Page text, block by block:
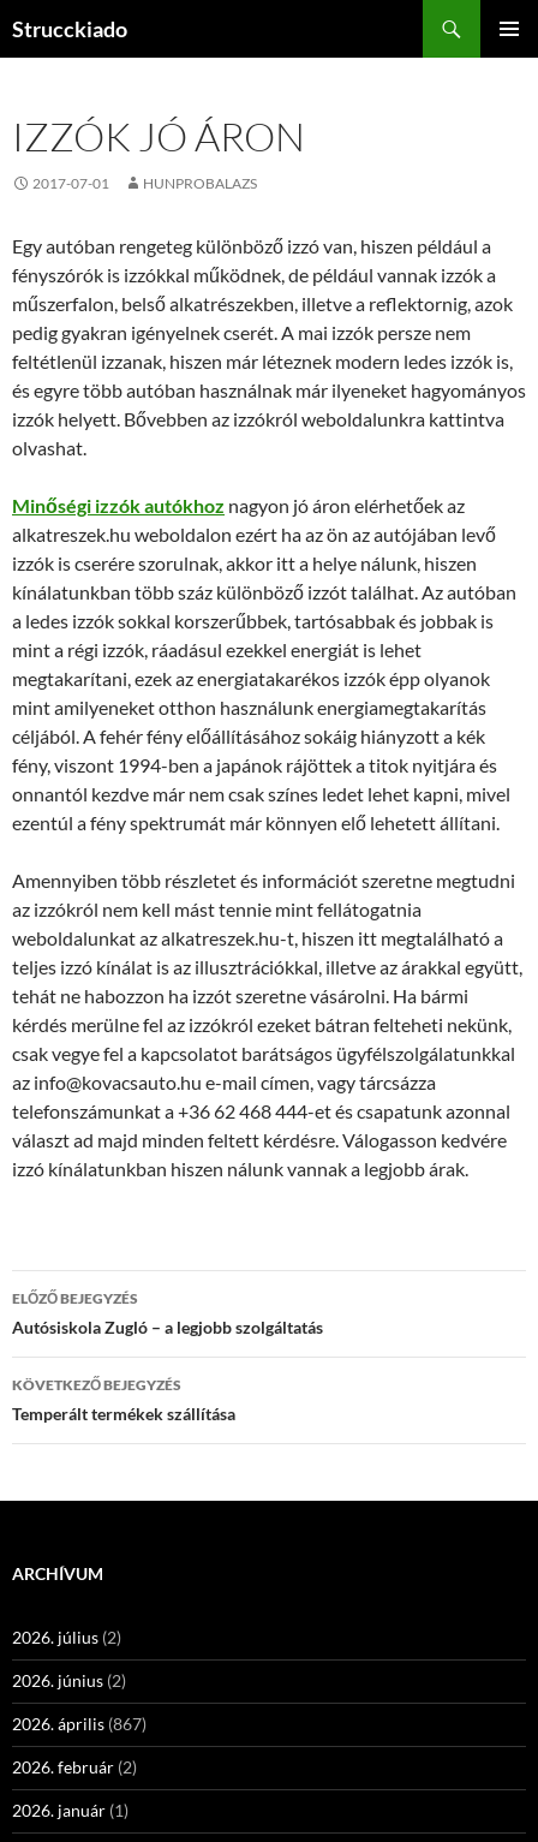
Strucckiado
IZZÓK JÓ ÁRON
2017-07-01 HUNPROBALAZS
Egy autóban rengeteg különböző izzó van, hiszen például a
fényszórók is izzókkal működnek, de például vannak izzók a
műszerfalon, belső alkatrészekben, illetve a reflektornig, azok
pedig gyakran igényelnek cserét. A mai izzók persze nem
feltétlenül izzanak, hiszen már léteznek modern ledes izzók is,
és egyre több autóban használnak már ilyeneket hagyományos
izzók helyett. Bővebben az izzókról weboldalunkra kattintva
olvashat.
Minőségi izzók autókhoz nagyon jó áron elérhetőek az
alkatreszek.hu weboldalon ezért ha az ön az autójában levő
izzók is cserére szorulnak, akkor itt a helye nálunk, hiszen
kínálatunkban több száz különböző izzót találhat. Az autóban
a ledes izzók sokkal korszerűbbek, tartósabbak és jobbak is
mint a régi izzók, ráadásul ezekkel energiát is lehet
megtakarítani, ezek az energiatakarékos izzók épp olyanok
mint amilyeneket otthon használunk energiamegtakarítás
céljából. A fehér fény előállításához sokáig hiányzott a kék
fény, viszont 1994-ben a japánok rájöttek a titok nyitjára és
onnantól kezdve már nem csak színes ledet lehet kapni, mivel
ezentúl a fény spektrumát már könnyen elő lehetett állítani.
Amennyiben több részletet és információt szeretne megtudni
az izzókról nem kell mást tennie mint fellátogatnia
weboldalunkat az alkatreszek.hu-t, hiszen itt megtalálható a
teljes izzó kínálat is az illusztrációkkal, illetve az árakkal együtt,
tehát ne habozzon ha izzót szeretne vásárolni. Ha bármi
kérdés merülne fel az izzókról ezeket bátran felteheti nekünk,
csak vegye fel a kapcsolatot barátságos ügyfélszolgálatunkkal
az info@kovacsauto.hu e-mail címen, vagy tárcsázza
telefonszámunkat a +36 62 468 444-et és csapatunk azonnal
választ ad majd minden feltett kérdésre. Válogasson kedvére
izzó kínálatunkban hiszen nálunk vannak a legjobb árak.
Bejegyzések
navigációja
ELŐZŐ BEJEGYZÉS
Autósiskola Zugló – a legjobb szolgáltatás
KÖVETKEZŐ BEJEGYZÉS
Temperált termékek szállítása
ARCHÍVUM
2026. július (2)
2026. június (2)
2026. április (867)
2026. február (2)
2026. január (1)